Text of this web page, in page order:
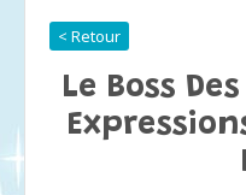
< Retour
Le Boss